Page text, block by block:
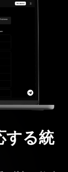
する統